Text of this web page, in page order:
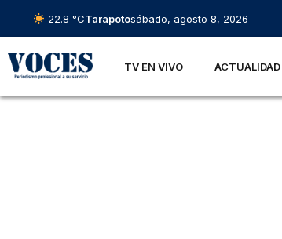
22.8 °CTarapotosábado, agosto 8, 2026
TV EN VIVO ACTUALIDAD